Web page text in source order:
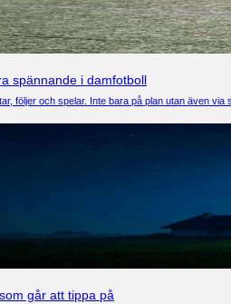
spännande i damfotboll
följer och spelar. Inte bara på plan utan även
går att tippa på